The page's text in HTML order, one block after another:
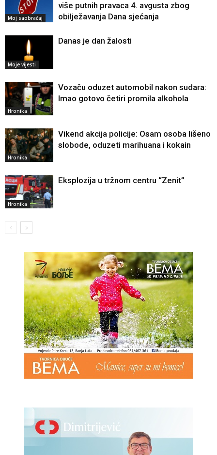
Moj saobraćaj
više putnih pravaca 4. avgusta zbog
obilježavanja Dana sjećanja
Moje vijesti
Danas je dan žalosti
Hronika
Vozaču oduzet automobil nakon sudara:
Imao gotovo četiri promila alkohola
Hronika
Vikend akcija policije: Osam osoba lišeno
slobode, oduzeti marihuana i kokain
Hronika
Eksplozija u tržnom centru “Zenit”